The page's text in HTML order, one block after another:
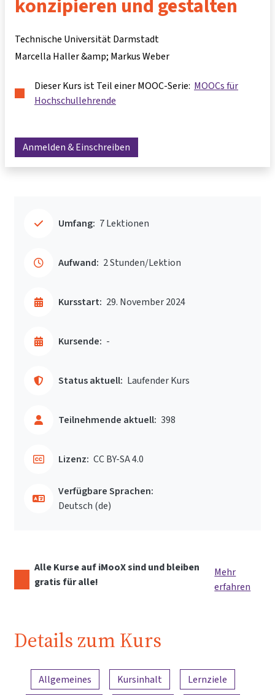
konzipieren und gestalten
Technische Universität Darmstadt
Marcella Haller &amp; Markus Weber
Dieser Kurs ist Teil einer MOOC-Serie: MOOCs für
Hochschullehrende
Anmelden & Einschreiben
Umfang: 7 Lektionen
Aufwand: 2 Stunden/Lektion
Kursstart: 29. November 2024
Kursende: -
Status aktuell: Laufender Kurs
Teilnehmende aktuell: 398
Lizenz: CC BY-SA 4.0
Verfügbare Sprachen:
Deutsch ‎(de)‎
Alle Kurse auf iMooX sind und bleiben
gratis für alle!
Mehr
erfahren
Details zum Kurs
Inhaltsübersicht
Allgemeines Kursinhalt
Lernziele